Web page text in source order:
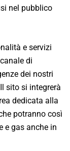
nel pubblico
e servizi
di
dei nostri
sito si integrerà
dedicata alla
potranno così
e gas anche in